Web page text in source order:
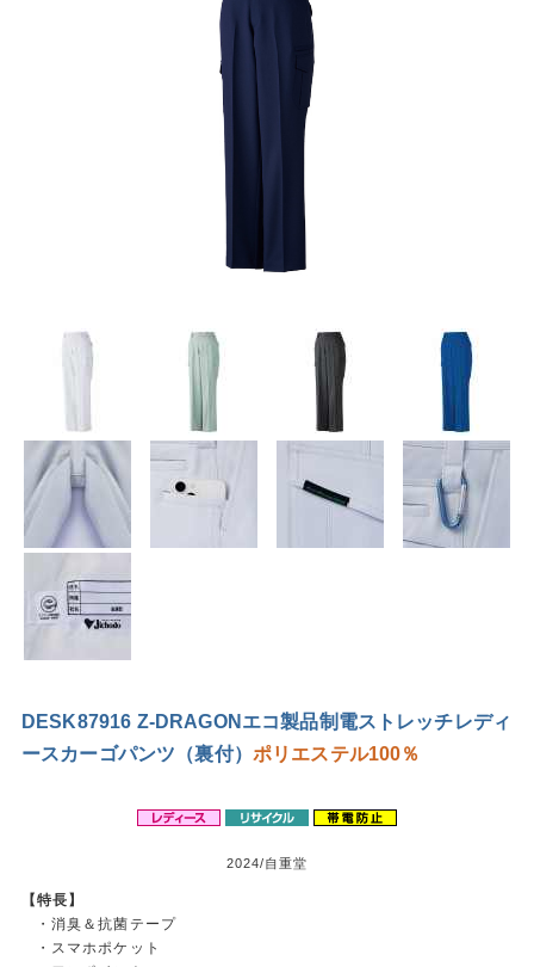
DESK87916 Z-DRAGONエコ製品制電ストレッチレディ
ースカーゴパンツ（裏付） ポリエステル100％
2024/自重堂
【特長】
・消臭＆抗菌テープ
・スマホポケット